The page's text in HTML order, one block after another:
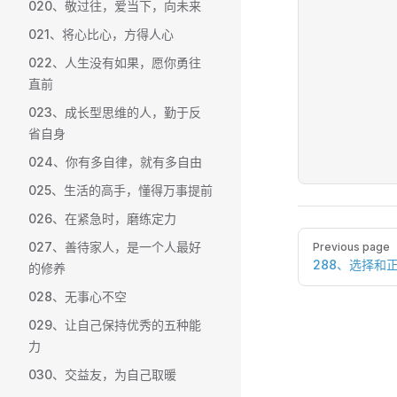
020、敬过往，爱当下，向未来
021、将心比心，方得人心
022、人生没有如果，愿你勇往
直前
023、成长型思维的人，勤于反
省自身
024、你有多自律，就有多自由
025、生活的高手，懂得万事提前
026、在紧急时，磨练定力
027、善待家人，是一个人最好
的修养
028、无事心不空
029、让自己保持优秀的五种能
力
030、交益友，为自己取暖
Pager
Previous page
288、选择和